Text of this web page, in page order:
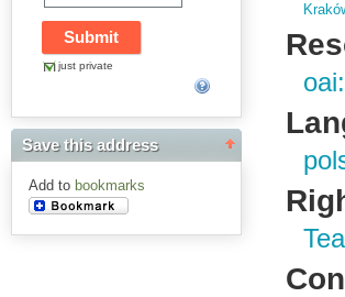
just private
Save this address
Add to bookmarks